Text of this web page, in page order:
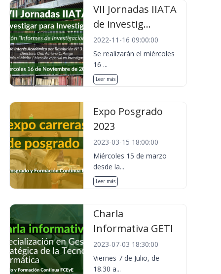
VII Jornadas IIATA
de investig...
2022-11-16 09:00:00
Se realizarán el miércoles
16 ...
Leer más
Expo Posgrado
2023
2023-03-15 18:00:00
Miércoles 15 de marzo
desde la...
Leer más
Charla
Informativa GETI
2023-07-03 18:30:00
Viernes 7 de Julio, de
18.30 a...